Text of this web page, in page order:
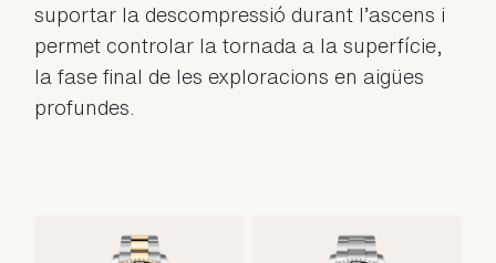
suportar la descompressió durant l’ascens i
permet controlar la tornada a la superfície,
la fase final de les exploracions en aigües
profundes.